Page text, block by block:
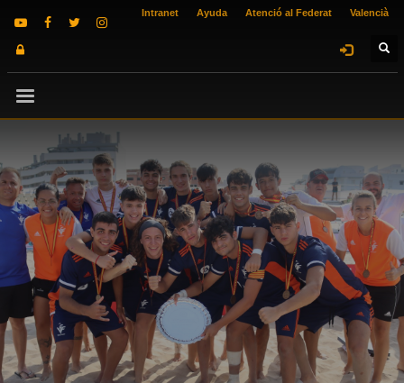
Intranet Ayuda Atenció al Federat Valencià